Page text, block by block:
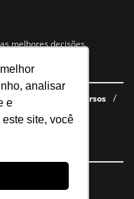
analisar
e
site, você
melhores decisões.
gratuitos
Cursos